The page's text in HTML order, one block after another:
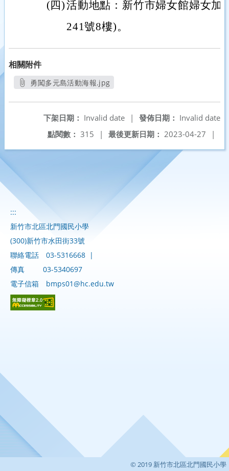
(四)活動地點：新竹市婦女館婦女加
241號8樓)。
相關附件
勇闖多元島活動海報.jpg
發佈日期： Invalid date
下架日期： Invalid date
|
最後更新日期： 2023-04-27 |
點閱數： 315 |
:::
新竹市北區北門國民小學
(300)新竹市水田街33號
聯絡電話
03-5316668 |
傳真
03-5340697
電子信箱
bmps01@hc.edu.tw
© 2019 新竹市北區北門國民小學